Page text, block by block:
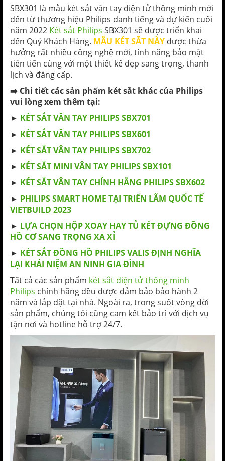
SBX301 là mẫu két sắt vân tay điện tử thông minh mới
đến từ thương hiệu Philips danh tiếng và dự kiến cuối
năm 2022 Két sắt Philips SBX301 sẽ được triển khai
đến Quý Khách Hàng. MẪU KÉT SẮT NÀY được thừa
hưởng rất nhiều công nghệ mới, tính năng bảo mật
tiên tiến cùng với một thiết kế đẹp sang trọng, thanh
lịch và đẳng cấp.
➡️ Chi tiết các sản phẩm két sắt khác của Philips
vui lòng xem thêm tại:
► KÉT SẮT VÂN TAY PHILIPS SBX701
► KÉT SẮT VÂN TAY PHILIPS SBX601
► KÉT SẮT VÂN TAY PHILIPS SBX702
► KÉT SẮT MINI VÂN TAY PHILIPS SBX101
► KÉT SẮT VÂN TAY CHÍNH HÃNG PHILIPS SBX602
► PHILIPS SMART HOME TẠI TRIỂN LÃM QUỐC TẾ
VIETBUILD 2023
► LỰA CHỌN HỘP XOAY HAY TỦ KÉT ĐỰNG ĐỒNG
HỒ CƠ SANG TRỌNG XA XỈ
► KÉT SẮT ĐỒNG HỒ PHILIPS VALIS ĐỊNH NGHĨA
LẠI KHÁI NIỆM AN NINH GIA ĐÌNH
Tất cả các sản phẩm két sắt điện tử thông minh
Philips chính hãng đều được đảm bảo bảo hành 2
năm và lắp đặt tại nhà. Ngoài ra, trong suốt vòng đời
sản phẩm, chúng tôi cũng cam kết bảo trì với dịch vụ
tận nơi và hotline hỗ trợ 24/7.